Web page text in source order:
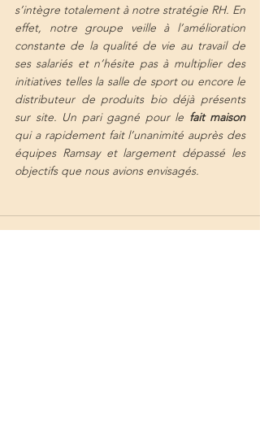
s’intègre totalement à notre stratégie RH. En
effet, notre groupe veille à l’amélioration
constante de la qualité de vie au travail de
ses salariés et n’hésite pas à multiplier des
initiatives telles la salle de sport ou encore le
distributeur de produits bio déjà présents
sur site. Un pari gagné pour le fait maison
qui a rapidement fait l’unanimité auprès des
équipes Ramsay et largement dépassé les
objectifs que nous avions envisagés.